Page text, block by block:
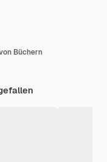
Büchern